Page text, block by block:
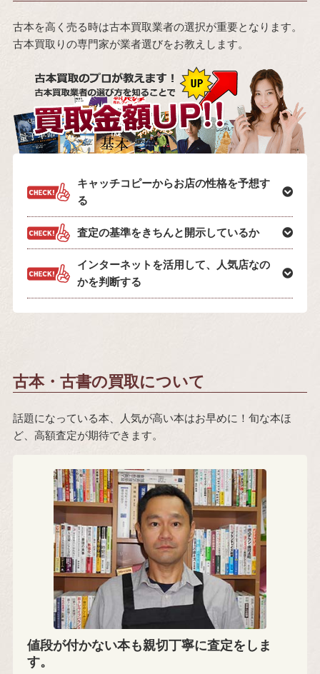
古本を高く売る時は古本買取業者の選択が重要となります。
古本買取りの専門家が業者選びをお教えします。
キャッチコピーからお店の性格を予想す
る
査定の基準をきちんと開示しているか
インターネットを活用して、人気店なの
かを判断する
古本・古書の買取について
話題になっている本、人気が高い本はお早めに！旬な本ほ
ど、高額査定が期待できます。
値段が付かない本も親切丁寧に査定をしま
す。